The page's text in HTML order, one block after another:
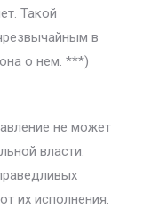
Такой
в
о нем. ***)
не может
власти.
их исполнения.